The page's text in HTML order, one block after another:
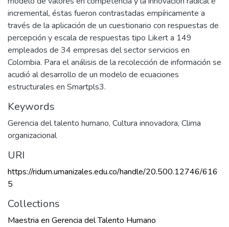
incremental, éstas fueron contrastadas empíricamente a
través de la aplicación de un cuestionario con respuestas de
percepción y escala de respuestas tipo Likert a 149
empleados de 34 empresas del sector servicios en
Colombia. Para el análisis de la recolección de información se
acudió al desarrollo de un modelo de ecuaciones
estructurales en Smartpls3.
Keywords
Gerencia del talento humano, Cultura innovadora, Clima
organizacional
URI
https://ridum.umanizales.edu.co/handle/20.500.12746/616
5
Collections
Maestria en Gerencia del Talento Humano